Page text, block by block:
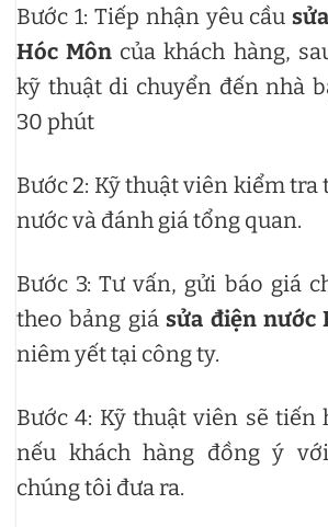
Bước 1: Tiếp nhận yêu cầu
Hóc Môn của khách hàng,
kỹ thuật di chuyển đến nhà
30 phút
Bước 2: Kỹ thuật viên kiểm
nước và đánh giá tổng quan.
Bước 3: Tư vấn, gửi báo giá
theo bảng giásửa điện nước
niêm yết tại công ty.
Bước 4: Kỹ thuật viên sẽ tiến
nếu khách hàng đồng ý
chúng tôi đưa ra.